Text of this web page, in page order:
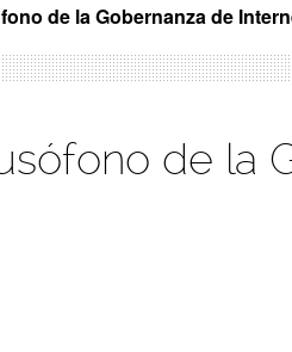
de la Gobernanza de
de la